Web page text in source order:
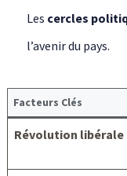
Les cercles
l’avenir du pays.
Facteurs Clés
Révolution libérale